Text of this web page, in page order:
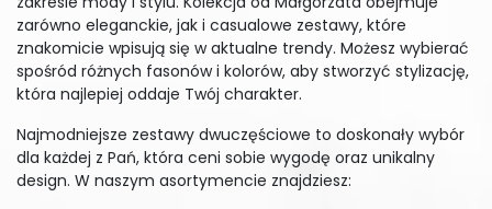
zarówno eleganckie, jak i casualowe zestawy, które
znakomicie wpisują się w aktualne trendy. Możesz wybierać
spośród różnych fasonów i kolorów, aby stworzyć stylizację,
która najlepiej oddaje Twój charakter.
Najmodniejsze zestawy dwuczęściowe to doskonały wybór
dla każdej z Pań, która ceni sobie wygodę oraz unikalny
design. W naszym asortymencie znajdziesz: